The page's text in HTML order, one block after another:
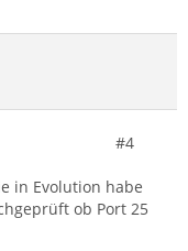
#4
in Evolution habe
ob Port 25